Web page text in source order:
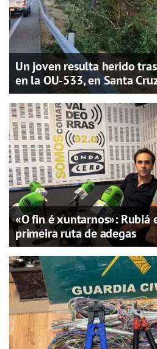
Un joven resulta herido
en la OU-533, en Santa
«O fin é xuntarnos»: Rubiá
primeira ruta de adegas